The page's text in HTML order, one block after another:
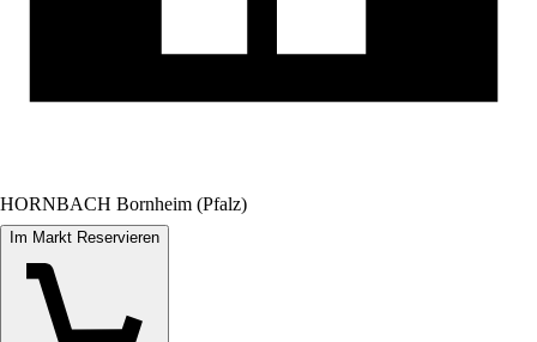
HORNBACH Bornheim (Pfalz)
Im Markt Reservieren